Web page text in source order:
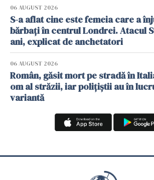
06 AUGUST 2026
S-a aflat cine este femeia care a
bărbați în centrul Londrei. Atacul
ani, explicat de anchetatori
06 AUGUST 2026
Român, găsit mort pe stradă în
om al străzii, iar polițiștii au în
variantă